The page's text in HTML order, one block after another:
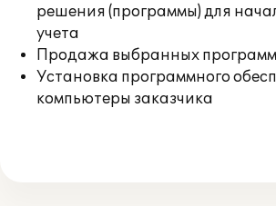
решения (программы) для
учета
Продажа выбранных
Установка программного
компьютеры заказчика